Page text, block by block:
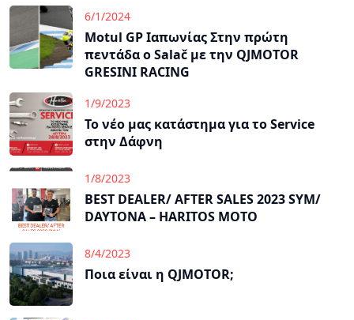
6/1/2024
Motul GP Ιαπωνίας Στην πρώτη
πεντάδα ο Salač με την QJMOTOR
GRESINI RACING
1/9/2023
Το νέο μας κατάστημα για το Service
στην Δάφνη
1/8/2023
BEST DEALER/ AFTER SALES 2023 SYM/
DAYTONA – HARITOS MOTO
8/4/2023
Ποια είναι η QJMOTOR;